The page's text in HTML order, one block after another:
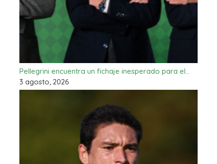
Pellegrini encuentra un fichaje inesperado para el…
3 agosto, 2026